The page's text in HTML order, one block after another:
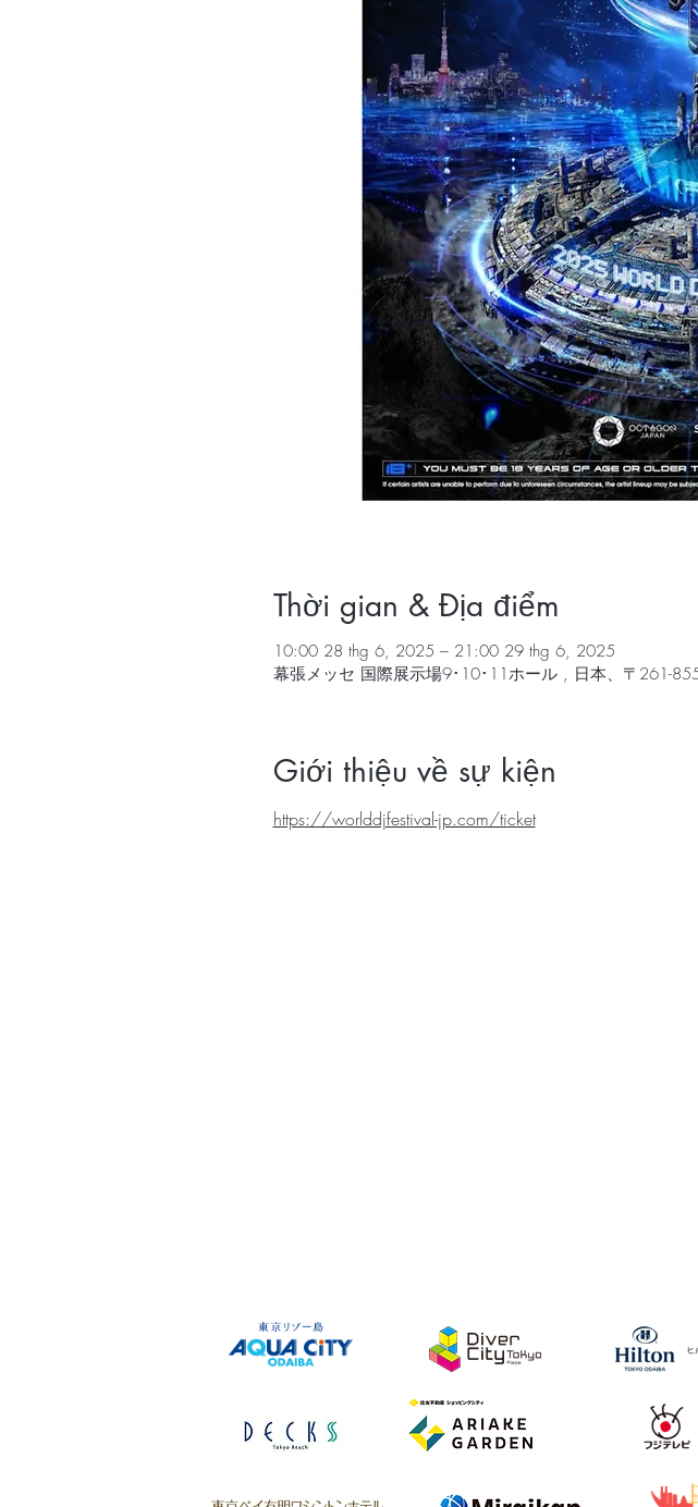
Thời gian & Địa điểm
10:00 28 thg 6, 2025 – 21:00 29 thg 6, 2025
幕張メッセ 国際展示場9･10･11ホール , 日本、〒261-
Giới thiệu về sự kiện
https://worlddjfestival-jp.com/ticket